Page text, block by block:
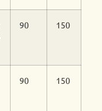
90 150
90 150